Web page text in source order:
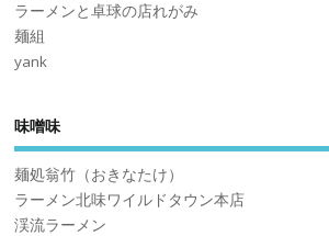
ラーメンと卓球の店れがみ
麺組
yank
味噌味
麺処翁竹（おきなたけ）
ラーメン北味ワイルドタウン本店
渓流ラーメン